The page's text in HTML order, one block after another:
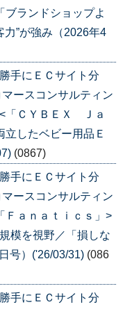
ランドショップよ
”が強み（2026年4
手にＥＣサイト分
ースコンサルティン
ＣＹＢＥＸ Ｊａ
したベビー用品Ｅ
(0867)
手にＥＣサイト分
ースコンサルティン
ａｎａｔｉｃｓ」>
模を視野／「損しな
号）('26/03/31) (086
手にＥＣサイト分